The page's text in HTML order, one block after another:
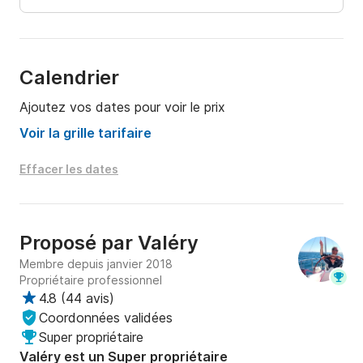
- moteur d'annexe: 90€/semaine
questions concernant le bateau ou votre projet de
navigation. Vous pouvez me joindre via la messagerie
Calendrier
Ajoutez vos dates pour voir le prix
Voir la grille tarifaire
Effacer les dates
Proposé par Valéry
Membre depuis janvier 2018
Propriétaire professionnel
4.8 (44 avis)
Coordonnées validées
Super propriétaire
Valéry est un Super propriétaire